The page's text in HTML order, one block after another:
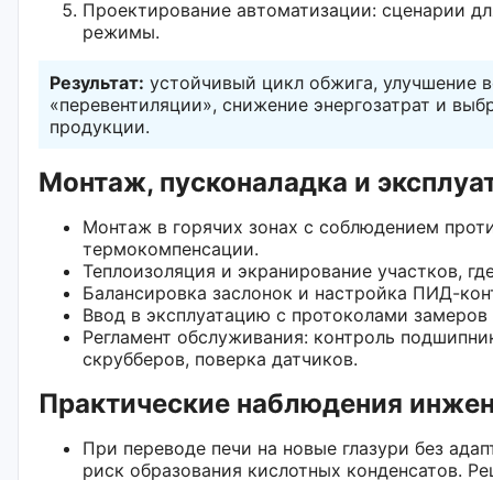
Проектирование автоматизации: сценарии
режимы.
Результат: устойчивый цикл обжига, улучшение
«перевентиляции», снижение энергозатрат и
продукции.
Монтаж, пусконаладка и
Монтаж в горячих зонах с соблюдением
термокомпенсации.
Теплоизоляция и экранирование участков,
Балансировка заслонок и настройка ПИД-
Ввод в эксплуатацию с протоколами
Регламент обслуживания: контроль
скрубберов, поверка датчиков.
Практические наблюдения
При переводе печи на новые глазури без
риск образования кислотных конденсатов.